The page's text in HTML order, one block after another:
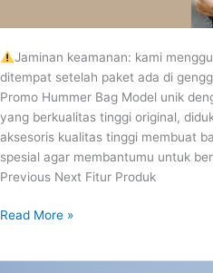
Jaminan keamanan: kami
ditempat setelah paket ada di
Promo Hummer Bag Model unik
yang berkualitas tinggi original,
aksesoris kualitas tinggi membuat
spesial agar membantumu untuk
Previous Next Fitur Produk
Read More »